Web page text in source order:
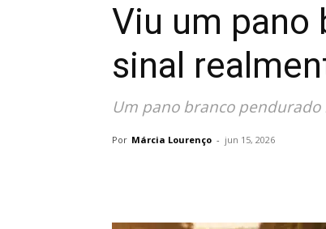
Viu um pano
sinal
Um pano branco
Por Márcia Lourenço - jun 15, 2026